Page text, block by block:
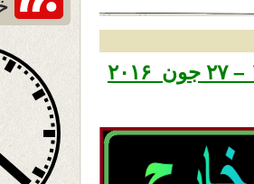
تاریخ نشر دو شنبه هفتم سرطان ۱۳۹۵ – ۲۷ جون ۲۰۱۶